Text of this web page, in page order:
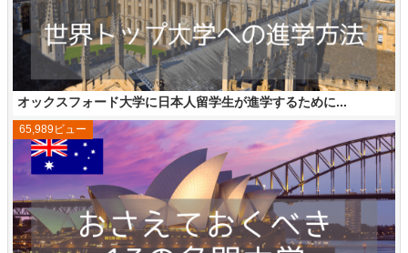
オックスフォード大学に日本人留学生が進学するために...
65,989ビュー